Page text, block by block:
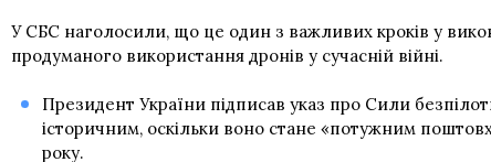
У СБС наголосили, що це один з важливих кроків у
продуманого використання дронів у сучасній війні.
Президент України підписав указ про Сили
історичним, оскільки воно стане «потужним
року.